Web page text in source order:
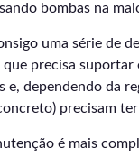
bombas na
uma série de
precisa
e, dependendo da
precisam
é mais